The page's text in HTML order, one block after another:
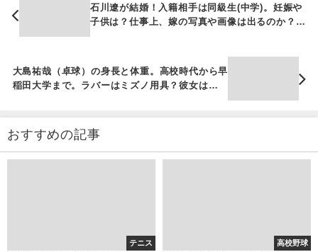
石川遼が結婚！入籍相手は同級生(中学)。妊娠や
子供は？仕事上、嫁の写真や画像は出るのか？挙
式と披露宴の予定
大島祐哉（卓球）の身長と体重。高校時代から早
稲田大学まで。ラバーはミズノ用具？彼女は女子
アナになる可能性・・・
おすすめの記事
テニス 高校野球